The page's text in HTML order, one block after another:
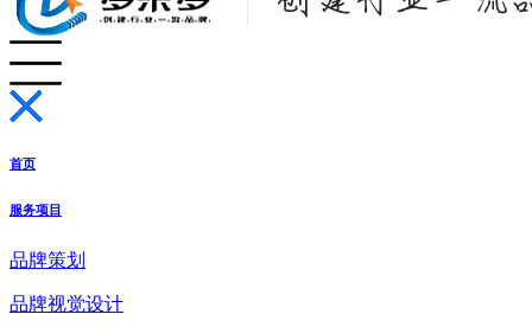
首页
服务项目
品牌策划
品牌视觉设计